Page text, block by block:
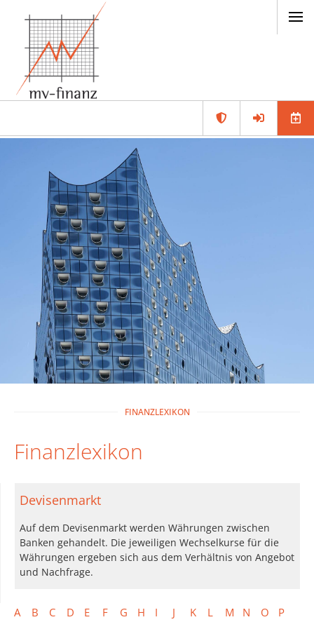
FINANZLEXIKON
Finanzlexikon
A B C D E F G H I J K L M N O
P
Devisenmarkt
Auf dem Devisenmarkt werden Währungen zwischen
Banken gehandelt. Die jeweiligen Wechselkurse für die
Währungen ergeben sich aus dem Verhältnis von Angebot
und Nachfrage.